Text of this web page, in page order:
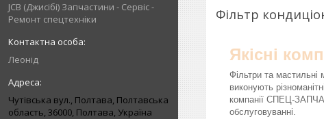
JCB (Джисібі) Запчастини - Сервіс -
Ремонт спецтехніки
Леонід
Чутівська вул., Полтава, Полтавська
область, 36000, Полтава, Україна
Фільтр
Якісні
Фільтри та мастильні
виконують
компанії СПЕЦ-
обслуговуванні.